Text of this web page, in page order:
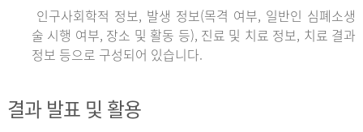
인구사회학적 정보, 발생 정보(목격 여부, 일반인 심폐소생
술 시행 여부, 장소 및 활동 등), 진료 및 치료 정보, 치료 결과
정보 등으로 구성되어 있습니다.
결과 발표 및 활용